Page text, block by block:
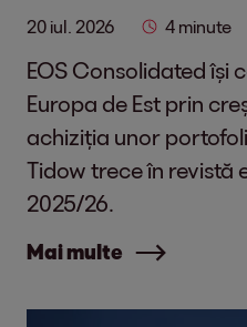
20 iul. 2026 4 minute
EOS Consolidated își
Europa de Est prin
achiziția unor
Tidow trece în revistă
2025/26.
Mai multe